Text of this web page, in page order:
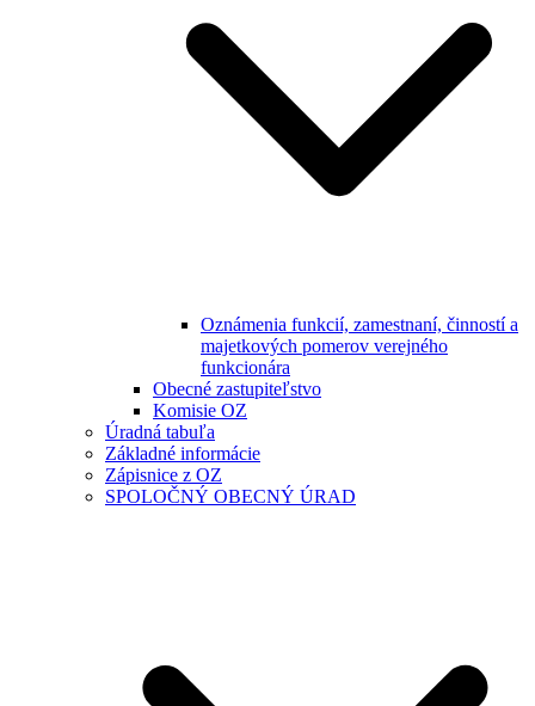
Oznámenia funkcií, zamestnaní, činností a
majetkových pomerov verejného
funkcionára
Obecné zastupiteľstvo
Komisie OZ
Úradná tabuľa
Základné informácie
Zápisnice z OZ
SPOLOČNÝ OBECNÝ ÚRAD